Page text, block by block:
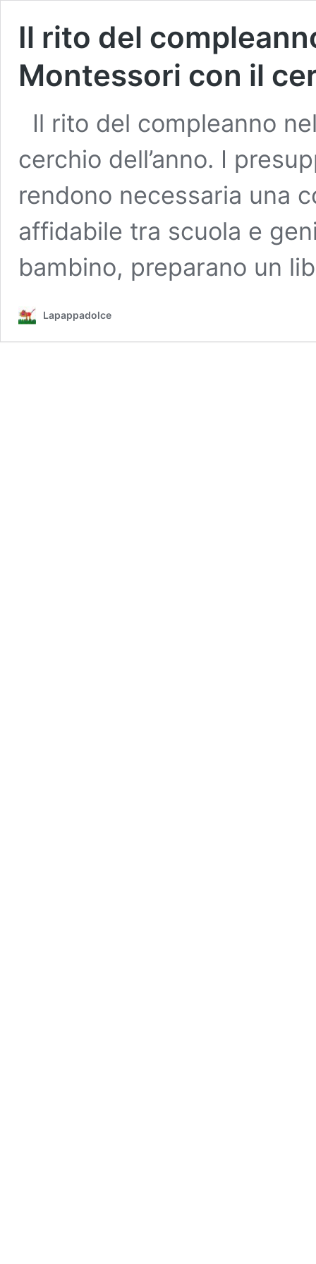
Il rito del
Montessori con il
Il rito del compleanno
cerchio dell’anno. I
rendono necessaria una
affidabile tra scuola e
bambino, preparano un
Lapappadolce